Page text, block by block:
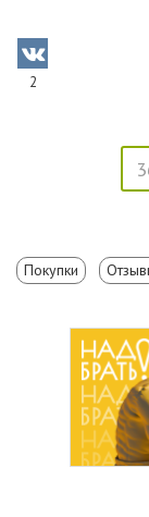
2
Покупки